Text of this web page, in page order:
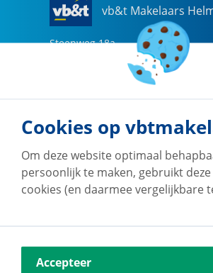
vb&t Makelaars
Steenweg 18a
helmond@vbtmakelaars.nl
Naar vestiging
Vestdijk 180
5611 CZ Eindhoven
Cookies op
Om deze website optimaal
persoonlijk te maken, gebruikt
cookies (en daarmee vergelijkbare
Accepteer